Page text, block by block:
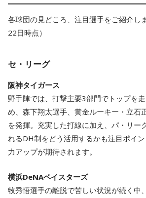
各球団の見どころ、注目選手をご紹介し
22日時点）
セ・リーグ
阪神タイガース
野手陣では、打撃主要3部門でトップを
め、森下翔太選手、黄金ルーキー・立石
を発揮。充実した打線に加え、パ・リー
れるDH制をどう活用するかも注目ポイ
力アップが期待されます。
横浜DeNAベイスターズ
牧秀悟選手の離脱で苦しい状況が続く中